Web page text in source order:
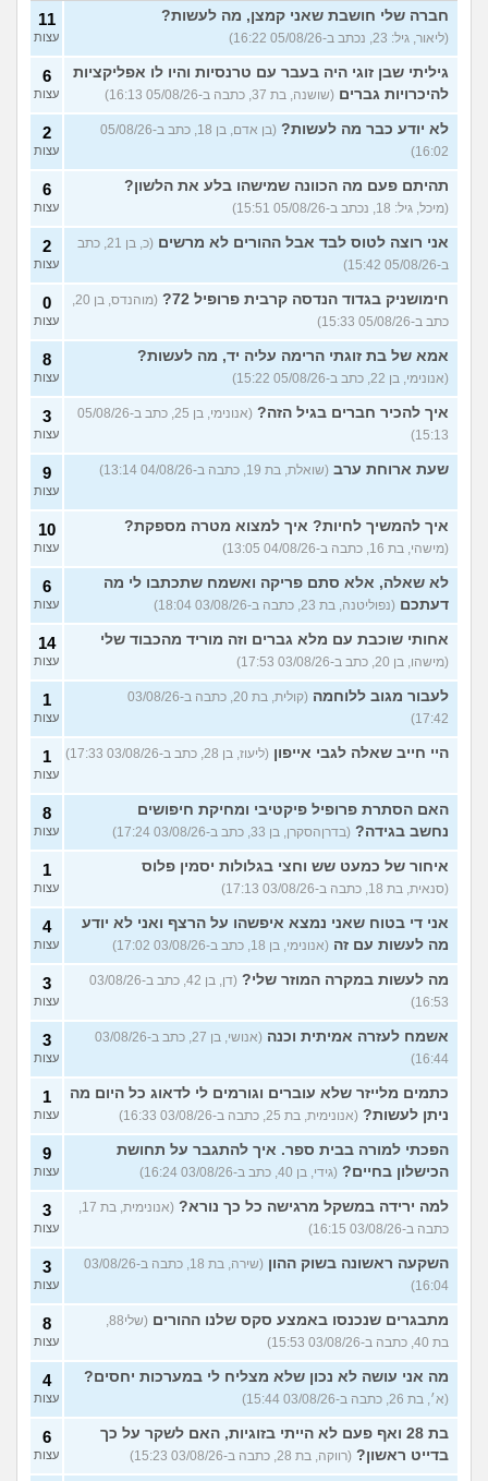
שחוק עד דמעות מעבודה
זמנית: האם לחתום אבטלה
ולהשקיע בהייטק או למצוא
עבודה אחרת?
(סטודנט, בן 22)
3
עצות
איך מוצאים עבודה בעיר שלי?
(אסי, בן 38)
5
עצות
האם כדאי עגלות באמריקה/
קוסמטיקה?
(אנגל, בת 22)
3
עצות
מסיימת תואר במדמח ולא
יודעת לאן להמשיך מפה
בת 23)
3
עצות
שאלות על המקצוע של הנהלת
חשבונות (מישהי, בת 30)
5
עצות
איך לשפר את הנושא
התעסוקתי? (אנונימית, בת 27)
4
עצות
איך להבין מה הכיוון שלי?
(אנונימית, בת 21)
4
עצות
עוד שאלות חדשות במדור
חברה שלי חושבת שאני קמצן, מה לעשות?
(ליאור, גיל: 23, נכתב ב-05/08/26 16:22)
11
עצות
גיליתי שבן זוגי היה בעבר עם טרנסיות והיו לו אפליקציות
להיכרויות גברים (שושנה, בת 37, כתבה ב-05/08/26 16:13)
6
עצות
לא יודע כבר מה לעשות?
(בן אדם, בן 18, כתב ב-05/08/26
16:02)
2
עצות
תהיתם פעם מה הכוונה שמישהו בלע את הלשון?
(מיכל, גיל: 18, נכתב ב-05/08/26 15:51)
6
עצות
אני רוצה לטוס לבד אבל ההורים לא מרשים
(כ, בן 21, כתב
ב-05/08/26 15:42)
2
עצות
חימושניק בגדוד הנדסה קרבית פרופיל 72?
(מוהנדס, בן 20,
כתב ב-05/08/26 15:33)
0
עצות
אמא של בת זוגתי הרימה עליה יד, מה לעשות?
(אנונימי, בן 22, כתב ב-05/08/26 15:22)
8
עצות
איך להכיר חברים בגיל הזה?
(אנונימי, בן 25, כתב ב-05/08/26
15:13)
3
עצות
שעת ארוחת ערב (שואלת, בת 19, כתבה ב-04/08/26 13:14) 9
עצות
איך להמשיך לחיות? איך למצוא מטרה מספקת?
(מישהי, בת 16, כתבה ב-04/08/26 13:05)
10
עצות
לא שאלה, אלא סתם פריקה ואשמח שתכתבו לי מה
דעתכם (נפוליטנה, בת 23, כתבה ב-03/08/26 18:04)
6
עצות
אחותי שוכבת עם מלא גברים וזה מוריד מהכבוד שלי
(מישהו, בן 20, כתב ב-03/08/26 17:53)
14
עצות
לעבור מגוב ללוחמה
(קולית, בת 20, כתבה ב-03/08/26
17:42)
1
עצות
היי חייב שאלה לגבי אייפון (ליעוז, בן 28, כתב ב-03/08/26 17:33) 1
עצות
האם הסתרת פרופיל פיקטיבי ומחיקת חיפושים
נחשב בגידה? (בדרןהסקרן, בן 33, כתב ב-03/08/26 17:24)
8
עצות
איחור של כמעט שש וחצי בגלולות יסמין פלוס
(סנאית, בת 18, כתבה ב-03/08/26 17:13)
1
עצות
אני די בטוח שאני נמצא איפשהו על הרצף ואני לא יודע
מה לעשות עם זה (אנונימי, בן 18, כתב ב-03/08/26 17:02)
4
עצות
מה לעשות במקרה המוזר שלי?
(דן, בן 42, כתב ב-03/08/26
16:53)
3
עצות
אשמח לעזרה אמיתית וכנה
(אנושי, בן 27, כתב ב-03/08/26
16:44)
3
עצות
כתמים מלייזר שלא עוברים וגורמים לי לדאוג כל היום מה
ניתן לעשות? (אנונימית, בת 25, כתבה ב-03/08/26 16:33)
1
עצות
הפכתי למורה בבית ספר. איך להתגבר על תחושת
הכישלון בחיים? (גידי, בן 40, כתב ב-03/08/26 16:24)
9
עצות
למה ירידה במשקל מרגישה כל כך נורא?
(אנונימית, בת 17,
כתבה ב-03/08/26 16:15)
3
עצות
השקעה ראשונה בשוק ההון
(שירה, בת 18, כתבה ב-03/08/26
16:04)
3
עצות
מתבגרים שנכנסו באמצע סקס שלנו ההורים
(שלי88,
בת 40, כתבה ב-03/08/26 15:53)
8
עצות
מה אני עושה לא נכון שלא מצליח לי במערכות יחסים?
(א׳, בת 26, כתבה ב-03/08/26 15:44)
4
עצות
בת 28 ואף פעם לא הייתי בזוגיות, האם לשקר על כך
בדייט ראשון? (רווקה, בת 28, כתבה ב-03/08/26 15:23)
6
עצות